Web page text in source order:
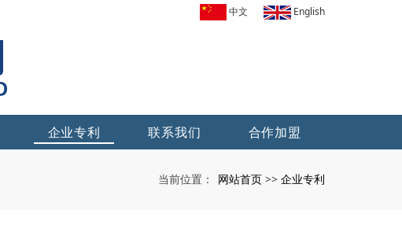
中文 English
企业专利 联系我们 合作加盟
当前位置： 网站首页 >> 企业专利